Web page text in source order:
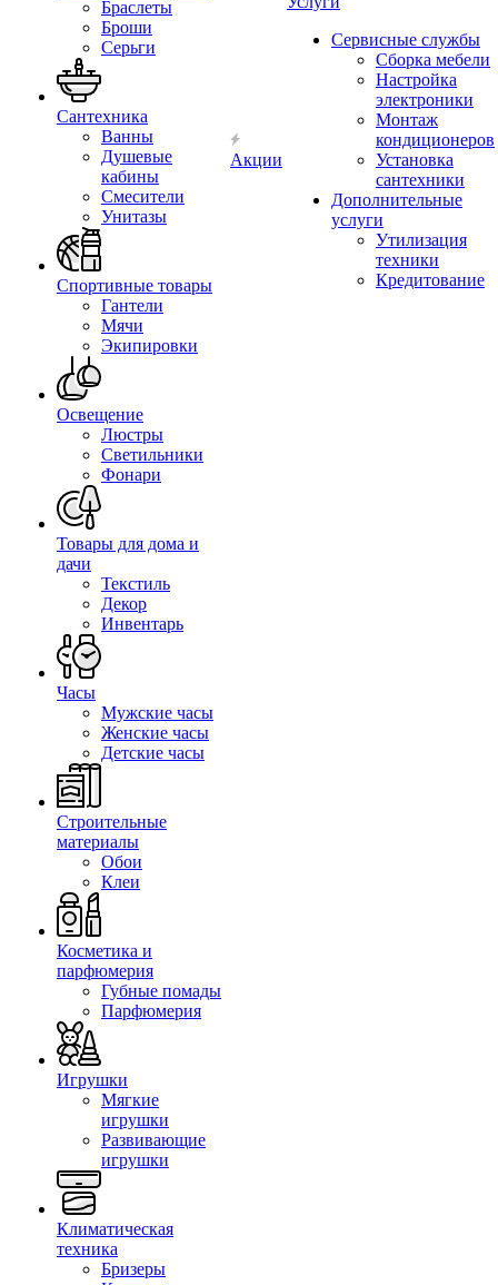
Браслеты
Броши
Серьги
Сантехника
Ванны
Душевые
кабины
Смесители
Унитазы
Спортивные товары
Гантели
Мячи
Экипировки
Освещение
Люстры
Светильники
Фонари
Товары для дома и
дачи
Текстиль
Декор
Инвентарь
Часы
Мужские часы
Женские часы
Детские часы
Строительные
материалы
Обои
Клеи
Косметика и
парфюмерия
Губные помады
Парфюмерия
Игрушки
Мягкие
игрушки
Развивающие
игрушки
Климатическая
техника
Бризеры
Акции
Сервисные службы
Сборка мебели
Настройка
электроники
Монтаж
кондиционеров
Установка
сантехники
Дополнительные
услуги
Утилизация
техники
Кредитование